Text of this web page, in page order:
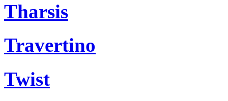
Tharsis
Travertino
Twist